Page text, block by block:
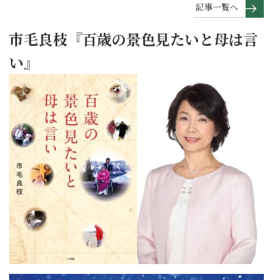
記事一覧へ
市毛良枝『百歳の景色見たいと母は言
い』